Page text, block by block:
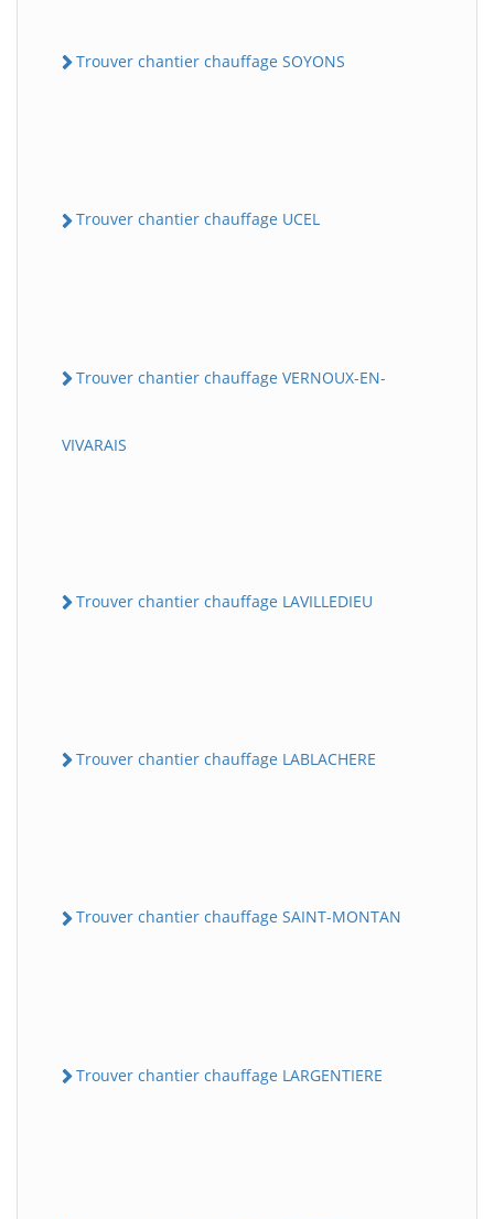
Trouver chantier chauffage SOYONS
Trouver chantier chauffage UCEL
Trouver chantier chauffage VERNOUX-EN-
VIVARAIS
Trouver chantier chauffage LAVILLEDIEU
Trouver chantier chauffage LABLACHERE
Trouver chantier chauffage SAINT-MONTAN
Trouver chantier chauffage LARGENTIERE